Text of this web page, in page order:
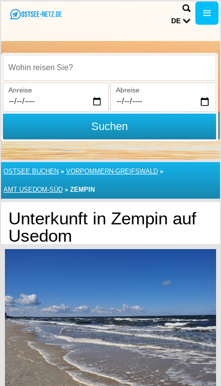
DE
Wohin reisen Sie?
Anreise Abreise
Suchen
OSTSEE BUCHEN » VORPOMMERN-GREIFSWALD »
AMT USEDOM-SÜD » ZEMPIN
Unterkunft in Zempin auf
Usedom